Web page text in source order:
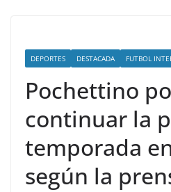
DEPORTES DESTACADA FUTBOL
Pochettino
continuar la
temporada
según la